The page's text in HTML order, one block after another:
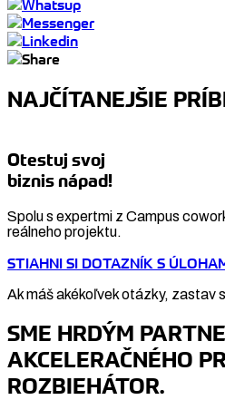
NAJČÍTANEJŠIE
Otestuj svoj
biznis nápad!
Spolu s expertmi z Campus
reálneho projektu.
STIAHNI SI DOTAZNÍK S
Ak máš akékoľvek otázky, zastav
SME HRDÝM
AKCELERAČNÉHO
ROZBIEHÁTOR.